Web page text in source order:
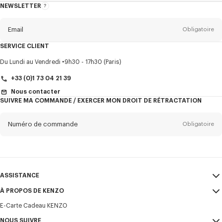
NEWSLETTER
A
Email Obligatoire
Titre Obligatoire
SERVICE CLIENT
Du Lundi au Vendredi 9h30 - 17h30 (Paris)
+33 (0)1 73 04 21 39
Nous contacter
SUIVRE MA COMMANDE / EXERCER MON DROIT DE RÉTRACTATION
Numéro de commande Obligatoire
ASSISTANCE
Mon compte
Guide des tailles
FAQ
À PROPOS DE KENZO
CGV
E-Carte Cadeau KENZO
NOUS SUIVRE